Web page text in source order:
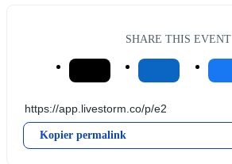
SHARE THIS EVENT
Kopier permalink